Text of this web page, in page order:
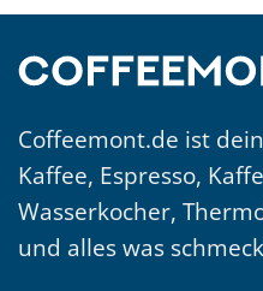
Coffeemont.de ist
Kaffee, Espresso,
Wasserkocher,
und alles was